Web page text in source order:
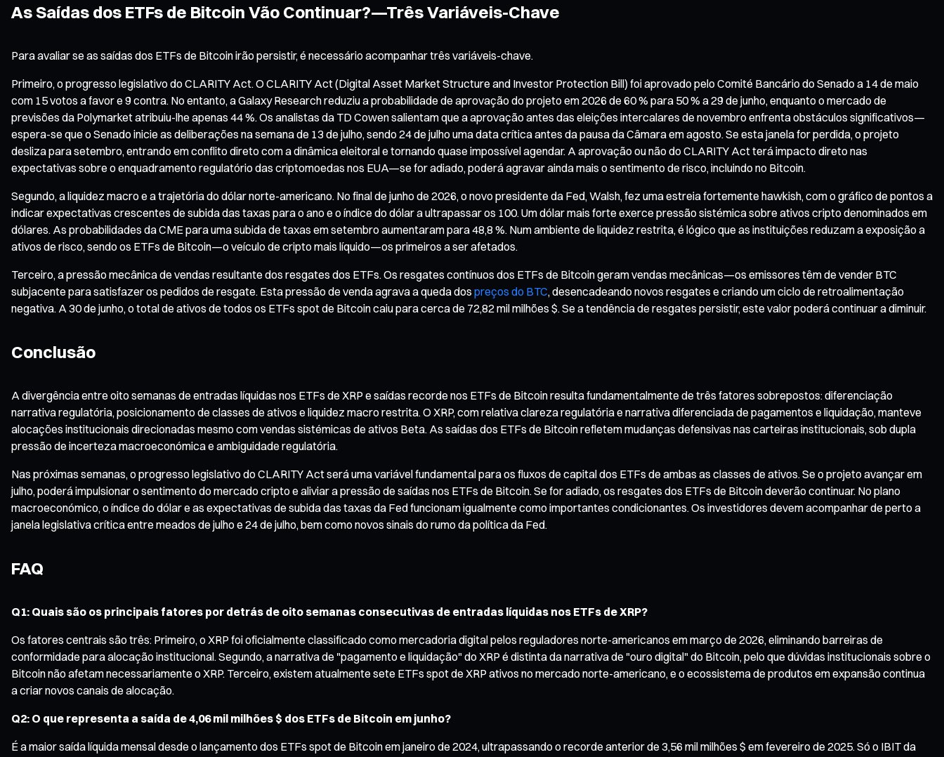
As Saídas dos ETFs de Bitcoin Vão Continuar?—Três Variáveis-Chave
Para avaliar se as saídas dos ETFs de Bitcoin irão persistir, é necessário acompanhar três variáveis-chave.
Primeiro, o progresso legislativo do CLARITY Act. O CLARITY Act (Digital Asset Market Structure and Investor Protection Bill) foi aprovado pelo Comité Bancário do Senado a 14 de maio
com 15 votos a favor e 9 contra. No entanto, a Galaxy Research reduziu a probabilidade de aprovação do projeto em 2026 de 60 % para 50 % a 29 de junho, enquanto o mercado de
previsões da Polymarket atribuiu-lhe apenas 44 %. Os analistas da TD Cowen salientam que a aprovação antes das eleições intercalares de novembro enfrenta obstáculos significativos—
espera-se que o Senado inicie as deliberações na semana de 13 de julho, sendo 24 de julho uma data crítica antes da pausa da Câmara em agosto. Se esta janela for perdida, o projeto
desliza para setembro, entrando em conflito direto com a dinâmica eleitoral e tornando quase impossível agendar. A aprovação ou não do CLARITY Act terá impacto direto nas
expectativas sobre o enquadramento regulatório das criptomoedas nos EUA—se for adiado, poderá agravar ainda mais o sentimento de risco, incluindo no Bitcoin.
Segundo, a liquidez macro e a trajetória do dólar norte-americano. No final de junho de 2026, o novo presidente da Fed, Walsh, fez uma estreia fortemente hawkish, com o gráfico de pontos a
indicar expectativas crescentes de subida das taxas para o ano e o índice do dólar a ultrapassar os 100. Um dólar mais forte exerce pressão sistémica sobre ativos cripto denominados em
dólares. As probabilidades da CME para uma subida de taxas em setembro aumentaram para 48,8 %. Num ambiente de liquidez restrita, é lógico que as instituições reduzam a exposição a
ativos de risco, sendo os ETFs de Bitcoin—o veículo de cripto mais líquido—os primeiros a ser afetados.
Terceiro, a pressão mecânica de vendas resultante dos resgates dos ETFs. Os resgates contínuos dos ETFs de Bitcoin geram vendas mecânicas—os emissores têm de vender BTC
subjacente para satisfazer os pedidos de resgate. Esta pressão de venda agrava a queda dos preços do BTC, desencadeando novos resgates e criando um ciclo de retroalimentação
negativa. A 30 de junho, o total de ativos de todos os ETFs spot de Bitcoin caiu para cerca de 72,82 mil milhões $. Se a tendência de resgates persistir, este valor poderá continuar a diminuir.
Conclusão
A divergência entre oito semanas de entradas líquidas nos ETFs de XRP e saídas recorde nos ETFs de Bitcoin resulta fundamentalmente de três fatores sobrepostos: diferenciação
narrativa regulatória, posicionamento de classes de ativos e liquidez macro restrita. O XRP, com relativa clareza regulatória e narrativa diferenciada de pagamentos e liquidação, manteve
alocações institucionais direcionadas mesmo com vendas sistémicas de ativos Beta. As saídas dos ETFs de Bitcoin refletem mudanças defensivas nas carteiras institucionais, sob dupla
pressão de incerteza macroeconómica e ambiguidade regulatória.
Nas próximas semanas, o progresso legislativo do CLARITY Act será uma variável fundamental para os fluxos de capital dos ETFs de ambas as classes de ativos. Se o projeto avançar em
julho, poderá impulsionar o sentimento do mercado cripto e aliviar a pressão de saídas nos ETFs de Bitcoin. Se for adiado, os resgates dos ETFs de Bitcoin deverão continuar. No plano
macroeconómico, o índice do dólar e as expectativas de subida das taxas da Fed funcionam igualmente como importantes condicionantes. Os investidores devem acompanhar de perto a
janela legislativa crítica entre meados de julho e 24 de julho, bem como novos sinais do rumo da política da Fed.
FAQ
Q1: Quais são os principais fatores por detrás de oito semanas consecutivas de entradas líquidas nos ETFs de XRP?
Os fatores centrais são três: Primeiro, o XRP foi oficialmente classificado como mercadoria digital pelos reguladores norte-americanos em março de 2026, eliminando barreiras de
conformidade para alocação institucional. Segundo, a narrativa de "pagamento e liquidação" do XRP é distinta da narrativa de "ouro digital" do Bitcoin, pelo que dúvidas institucionais sobre o
Bitcoin não afetam necessariamente o XRP. Terceiro, existem atualmente sete ETFs spot de XRP ativos no mercado norte-americano, e o ecossistema de produtos em expansão continua
a criar novos canais de alocação.
Q2: O que representa a saída de 4,06 mil milhões $ dos ETFs de Bitcoin em junho?
É a maior saída líquida mensal desde o lançamento dos ETFs spot de Bitcoin em janeiro de 2024, ultrapassando o recorde anterior de 3,56 mil milhões $ em fevereiro de 2025. Só o IBIT da